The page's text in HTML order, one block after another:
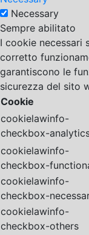
Necessary
Sempre abilitato
I cookie necessari
corretto
garantiscono le
sicurezza del sito
Cookie
cookielawinfo-
checkbox-
cookielawinfo-
checkbox-
cookielawinfo-
checkbox-
cookielawinfo-
checkbox-others